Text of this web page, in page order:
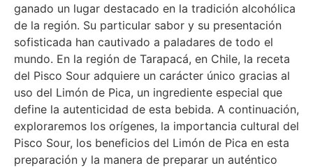
ganado un lugar destacado en la tradición alcohólica
de la región. Su particular sabor y su presentación
sofisticada han cautivado a paladares de todo el
mundo. En la región de Tarapacá, en Chile, la receta
del Pisco Sour adquiere un carácter único gracias al
uso del Limón de Pica, un ingrediente especial que
define la autenticidad de esta bebida. A continuación,
exploraremos los orígenes, la importancia cultural del
Pisco Sour, los beneficios del Limón de Pica en esta
preparación y la manera de preparar un auténtico